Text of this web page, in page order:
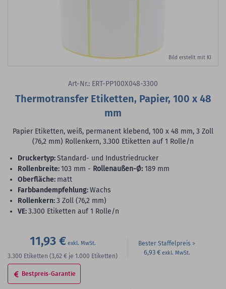
Bild erstellt mit KI
Art-Nr.: ERT-PP100X048-3300
Thermotransfer Etiketten, Papier, 100 x 48
mm
Papier Etiketten, weiß, permanent klebend, 100 x 48 mm, 3 Zoll
(76,2 mm) Rollenkern, 3.300 Etiketten auf 1 Rolle/n
Druckertyp:Standard- und Industriedrucker
Rollenbreite:103 mm - Rollenaußen-Ø: 189 mm
Oberfläche: matt
Farbbandempfehlung:Wachs
Rollenkern:3 Zoll (76,2 mm)
VE:3.300 Etiketten auf 1 Rolle/n
11,93 €
3.300 Etiketten (3,62 € je 1.000 Etiketten)
Bester Staffelpreis
6,93 €
Bestpreis-Garantie